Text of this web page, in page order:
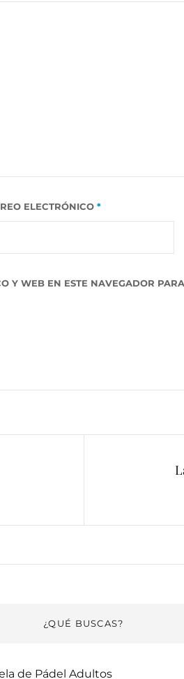
ELECTRÓNICO*
Y WEB EN ESTE NAVEGADOR
¿QUÉ BUSCAS?
de Pádel Adultos